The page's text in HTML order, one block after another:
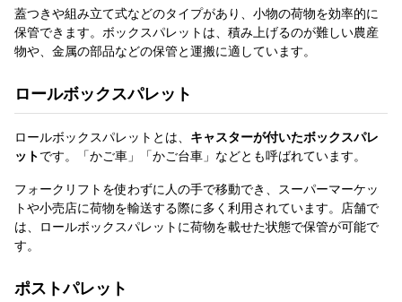
蓋つきや組み立て式などのタイプがあり、小物の荷物を効率的に
保管できます。ボックスパレットは、積み上げるのが難しい農産
物や、金属の部品などの保管と運搬に適しています。
ロールボックスパレット
ロールボックスパレットとは、 キャスターが付いたボックスパレ
ットです。「かご車」「かご台車」などとも呼ばれています。
フォークリフトを使わずに人の手で移動でき、スーパーマーケッ
トや小売店に荷物を輸送する際に多く利用されています。店舗で
は、ロールボックスパレットに荷物を載せた状態で保管が可能で
す。
ポストパレット